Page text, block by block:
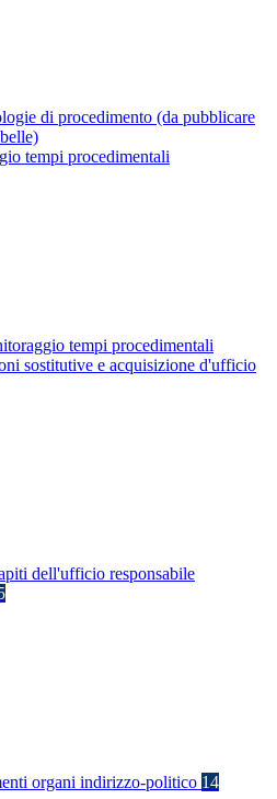
di procedimento (da pubblicare
tempi procedimentali
tempi procedimentali
sostitutive e acquisizione d'ufficio
dell'ufficio responsabile
organi indirizzo-politico 14